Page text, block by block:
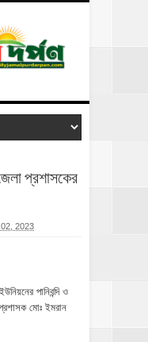
প্রশাসকের
2023
পানিবন্দি ও
মোঃ ইমরান